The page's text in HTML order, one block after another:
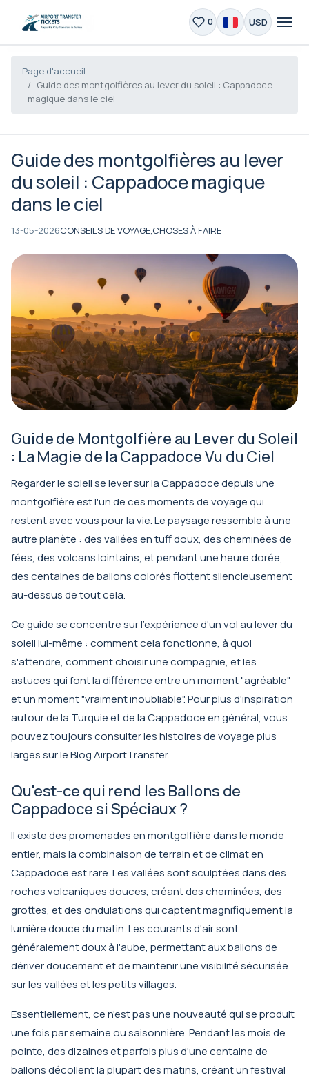
0 USD
Page d'accueil
Guide des montgolfières au lever du soleil : Cappadoce
magique dans le ciel
Guide des montgolfières au lever
du soleil : Cappadoce magique
dans le ciel
13-05-2026CONSEILS DE VOYAGE,CHOSES À FAIRE
Guide de Montgolfière au Lever du Soleil
: La Magie de la Cappadoce Vu du Ciel
Regarder le soleil se lever sur la Cappadoce depuis une
montgolfière est l'un de ces moments de voyage qui
restent avec vous pour la vie. Le paysage ressemble à une
autre planète : des vallées en tuff doux, des cheminées de
fées, des volcans lointains, et pendant une heure dorée,
des centaines de ballons colorés flottent silencieusement
au-dessus de tout cela.
Ce guide se concentre sur l'expérience d'un vol au lever du
soleil lui-même : comment cela fonctionne, à quoi
s'attendre, comment choisir une compagnie, et les
astuces qui font la différence entre un moment "agréable"
et un moment "vraiment inoubliable". Pour plus d'inspiration
autour de la Turquie et de la Cappadoce en général, vous
pouvez toujours consulter les histoires de voyage plus
larges sur leBlog AirportTransfer.
Qu'est-ce qui rend les Ballons de
Cappadoce si Spéciaux ?
Il existe des promenades en montgolfière dans le monde
entier, mais la combinaison de terrain et de climat en
Cappadoce est rare. Les vallées sont sculptées dans des
roches volcaniques douces, créant des cheminées, des
grottes, et des ondulations qui captent magnifiquement la
lumière douce du matin. Les courants d'air sont
généralement doux à l'aube, permettant aux ballons de
dériver doucement et de maintenir une visibilité sécurisée
sur les vallées et les petits villages.
Essentiellement, ce n'est pas une nouveauté qui se produit
une fois par semaine ou saisonnière. Pendant les mois de
pointe, des dizaines et parfois plus d'une centaine de
ballons décollent la plupart des matins, créant un festival